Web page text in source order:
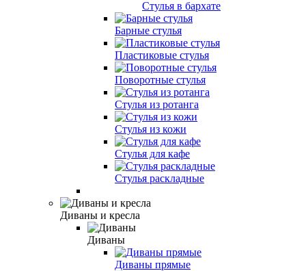
Стулья в бархате
Барные стулья
Пластиковые стулья
Поворотные стулья
Стулья из ротанга
Стулья из кожи
Стулья для кафе
Стулья раскладные
Диваны и кресла
Диваны
Диваны прямые